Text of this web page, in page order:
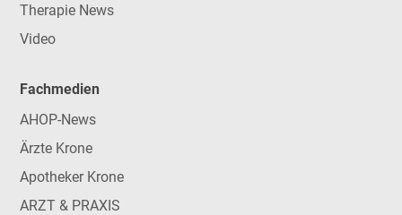
Therapie News
Video
Fachmedien
AHOP-News
Ärzte Krone
Apotheker Krone
ARZT & PRAXIS